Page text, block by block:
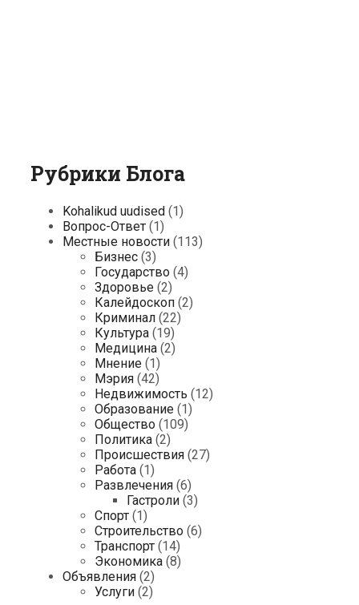
Рубрики Блога
Kohalikud uudised (1)
Вопрос-Ответ (1)
Местные новости (113)
Бизнес (3)
Государство (4)
Здоровье (2)
Калейдоскоп (2)
Криминал (22)
Культура (19)
Медицина (2)
Мнение (1)
Мэрия (42)
Недвижимость (12)
Образование (1)
Общество (109)
Политика (2)
Происшествия (27)
Работа (1)
Развлечения (6)
Гастроли (3)
Спорт (1)
Строительство (6)
Транспорт (14)
Экономика (8)
Объявления (2)
Услуги (2)